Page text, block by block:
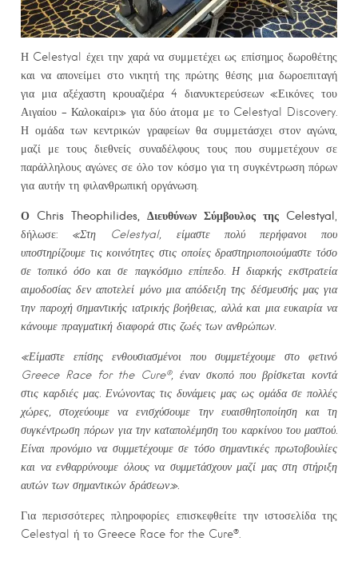
Η Celestyal έχει την χαρά να συμμετέχει ως επίσημος δωροθέτης
και να απονείμει στο νικητή της πρώτης θέσης μια δωροεπιταγή
για μια αξέχαστη κρουαζιέρα 4 διανυκτερεύσεων «Εικόνες του
Αιγαίου – Καλοκαίρι» για δύο άτομα με το Celestyal Discovery.
Η ομάδα των κεντρικών γραφείων θα συμμετάσχει στον αγώνα,
μαζί με τους διεθνείς συναδέλφους τους που συμμετέχουν σε
παράλληλους αγώνες σε όλο τον κόσμο για τη συγκέντρωση πόρων
για αυτήν τη φιλανθρωπική οργάνωση.
Ο Chris Theophilides, Διευθύνων Σύμβουλος της Celestyal
δήλωσε: «Στη Celestyal, είμαστε πολύ περήφανοι που
υποστηρίζουμε τις κοινότητες στις οποίες δραστηριοποιούμαστε τόσο
σε τοπικό όσο και σε παγκόσμιο επίπεδο. Η διαρκής εκστρατεία
αιμοδοσίας δεν αποτελεί μόνο μια απόδειξη της δέσμευσής μας για
την παροχή σημαντικής ιατρικής βοήθειας, αλλά και μια ευκαιρία να
κάνουμε πραγματική διαφορά στις ζωές των ανθρώπων.
«Είμαστε επίσης ενθουσιασμένοι που συμμετέχουμε στο φετινό
Greece Race for the Cure®, έναν σκοπό που βρίσκεται κοντά
στις καρδιές μας. Ενώνοντας τις δυνάμεις μας ως ομάδα σε πολλές
χώρες, στοχεύουμε να ενισχύσουμε την ευαισθητοποίηση και τη
συγκέντρωση πόρων για την καταπολέμηση του καρκίνου του μαστού.
Είναι προνόμιο να συμμετέχουμε σε τόσο σημαντικές πρωτοβουλίες
και να ενθαρρύνουμε όλους να συμμετάσχουν μαζί μας στη στήριξη
αυτών των σημαντικών δράσεων».
Για περισσότερες πληροφορίες επισκεφθείτε την ιστοσελίδα της
Celestyal ή το Greece Race for the Cure®.